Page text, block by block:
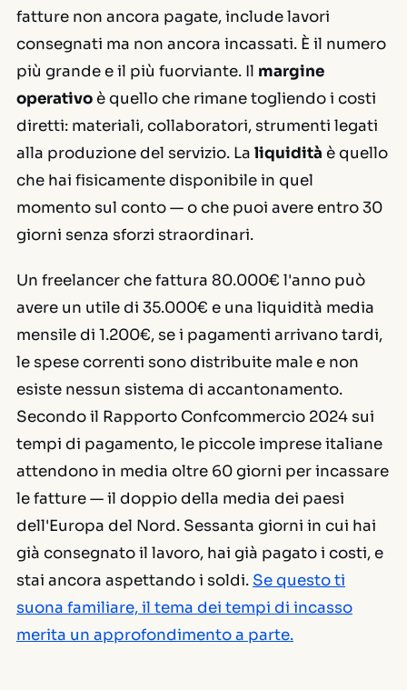
fatture non ancora pagate, include lavori
consegnati ma non ancora incassati. È il numero
più grande e il più fuorviante. Il margine
operativoè quello che rimane togliendo i costi
diretti: materiali, collaboratori, strumenti legati
alla produzione del servizio. La liquidità è quello
che hai fisicamente disponibile in quel
momento sul conto — o che puoi avere entro 30
giorni senza sforzi straordinari.
Un freelancer che fattura 80.000€ l'anno può
avere un utile di 35.000€ e una liquidità media
mensile di 1.200€, se i pagamenti arrivano tardi,
le spese correnti sono distribuite male e non
esiste nessun sistema di accantonamento.
Secondo il Rapporto Confcommercio 2024 sui
tempi di pagamento, le piccole imprese italiane
attendono in media oltre 60 giorni per incassare
le fatture — il doppio della media dei paesi
dell'Europa del Nord. Sessanta giorni in cui hai
già consegnato il lavoro, hai già pagato i costi, e
stai ancora aspettando i soldi. Se questo ti
suona familiare, il tema dei tempi di incasso
merita un approfondimento a parte.